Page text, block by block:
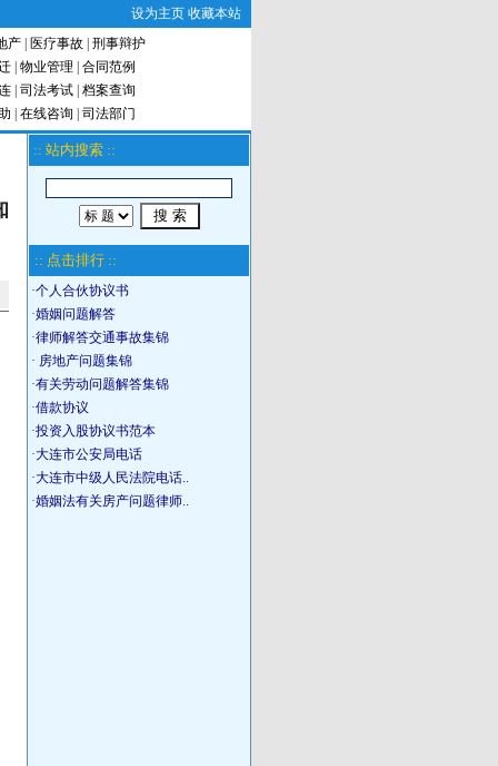
设为主页 收藏本站
产
医疗事故 刑事辩护
物业管理
合同范例
司法考试 档案查询
在线咨询 司法部门
:: 站内搜索 ::
:: 点击排行 ::
·个人合伙协议书
·婚姻问题解答
·律师解答交通事故集锦
· 房地产问题集锦
·有关劳动问题解答集锦
·借款协议
·投资入股协议书范本
·大连市公安局电话
·大连市中级人民法院电话..
·婚姻法有关房产问题律师..